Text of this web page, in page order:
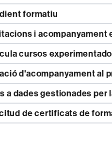
formatiu
i
cursos
d'acompanyament al
a dades gestionades per
de certificats de